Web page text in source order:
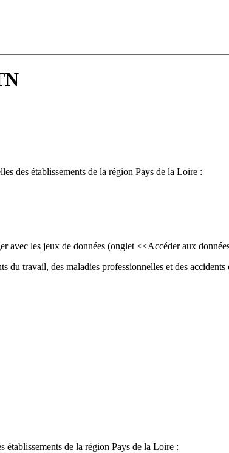
des établissements de la région Pays de la Loire :
avec les jeux de données (onglet <<Accéder aux
du travail, des maladies professionnelles et des
établissements de la région Pays de la Loire :